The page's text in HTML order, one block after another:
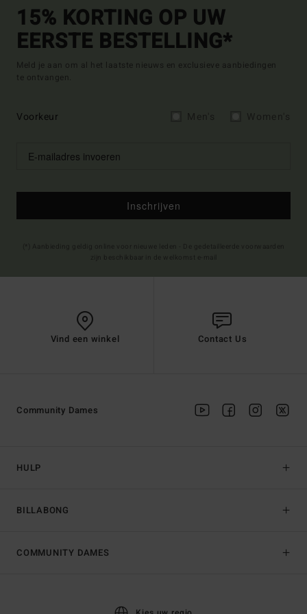
15% KORTING OP UW
EERSTE BESTELLING*
Meld je aan om al het laatste nieuws en exclusieve aanbiedingen
te ontvangen.
Voorkeur
Inschrijven
Vind een winkel Contact Us
HULP
BILLABONG
Community Dames
COMMUNITY DAMES